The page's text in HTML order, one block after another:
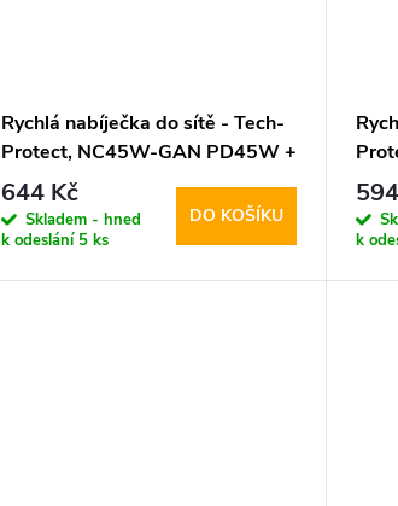
Rychlá nabíječka do sítě - Tech-
Protect, NC45W-GAN PD45W +
USB-C kabel
644 Kč
Skladem - hned
k odeslání 5 ks
DO KOŠÍKU
Black
k